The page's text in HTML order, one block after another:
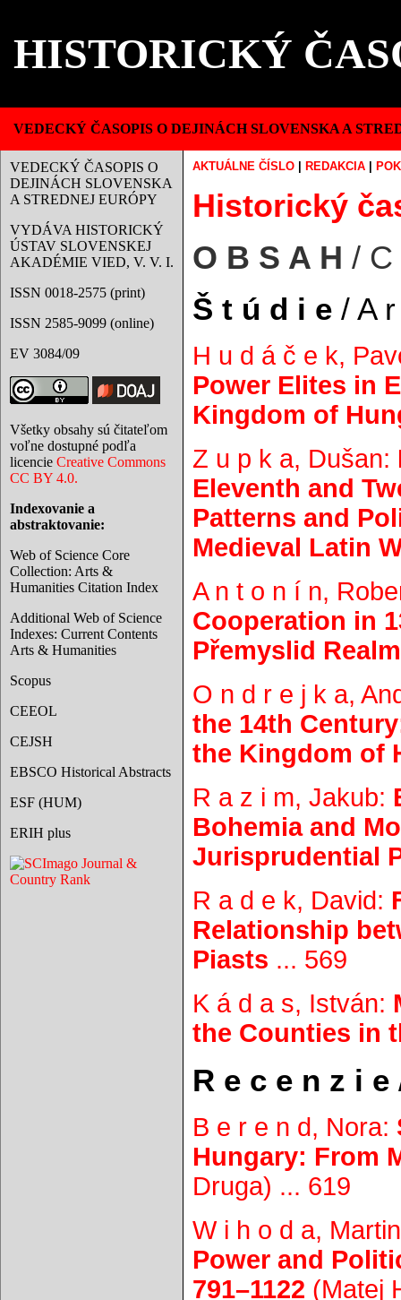
HISTORICKÝ
VEDECKÝ ČASOPIS O DEJINÁCH SLOVENSKA A
VEDECKÝ ČASOPIS O
DEJINÁCH SLOVENSKA
A STREDNEJ EURÓPY
VYDÁVA HISTORICKÝ
ÚSTAV SLOVENSKEJ
AKADÉMIE VIED, V. V. I.
ISSN 0018-2575 (print)
ISSN 2585-9099 (online)
EV 3084/09
Všetky obsahy sú čitateľom
voľne dostupné podľa
licencie Creative Commons
CC BY 4.0.
Indexovanie a
abstraktovanie:
Web of Science Core
Collection: Arts &
Humanities Citation Index
Additional Web of Science
Indexes: Current Contents
Arts & Humanities
Scopus
CEEOL
CEJSH
EBSCO Historical Abstracts
ESF (HUM)
ERIH plus
AKTUÁLNE ČÍSLO REDAKCIA
Historický
O B S A H / C
Š t ú d i e / A
H u d á č e k,
Power Elites in
Kingdom of
Z u p k a, Dušan:
Eleventh and
Patterns and
Medieval Latin
A n t o n í n,
Cooperation in
Přemyslid Realm
O n d r e j k a,
the 14th
the Kingdom of
R a z i m, Jakub:
Bohemia and
Jurisprudential
R a d e k, David:
Relationship
Piasts ... 569
K á d a s, István:
the Counties in
R e c e n z i e
B e r e n d, Nora:
Hungary: From
Druga) ... 619
W i h o d a,
Power and
791–1122 (Matej